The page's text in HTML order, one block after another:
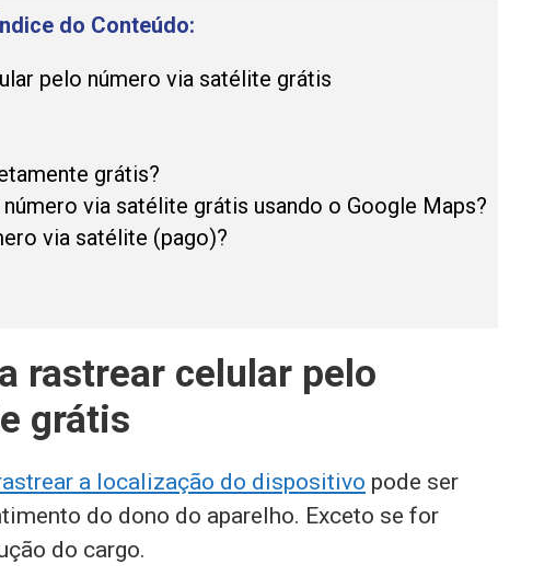
Índice do Conteúdo:
pelo número via satélite grátis
grátis?
via satélite grátis usando o Google Maps?
via satélite (pago)?
rastrear celular pelo
grátis
a localização do dispositivo pode ser
do dono do aparelho. Exceto se for
do cargo.